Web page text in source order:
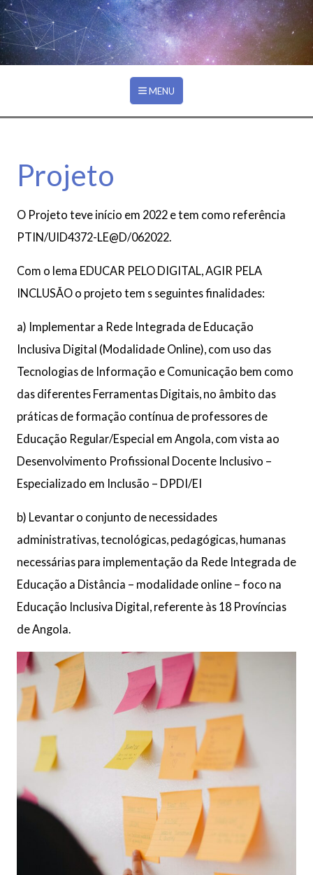
Ir para o conteúdo principal
PROJETO
MENU
Projeto
O Projeto teve início em 2022 e tem como referência
PTIN/UID4372-LE@D/062022.
Com o lema EDUCAR PELO DIGITAL, AGIR PELA
INCLUSÃO o projeto tem s seguintes finalidades:
a) Implementar a Rede Integrada de Educação
Inclusiva Digital (Modalidade Online), com uso das
Tecnologias de Informação e Comunicação bem como
das diferentes Ferramentas Digitais, no âmbito das
práticas de formação contínua de professores de
Educação Regular/Especial em Angola, com vista ao
Desenvolvimento Profissional Docente Inclusivo –
Especializado em Inclusão – DPDI/EI
b) Levantar o conjunto de necessidades
administrativas, tecnológicas, pedagógicas, humanas
necessárias para implementação da Rede Integrada de
Educação a Distância – modalidade online – foco na
Educação Inclusiva Digital, referente às 18 Províncias
de Angola.